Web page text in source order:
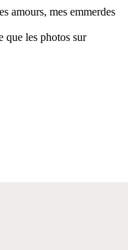
amours, mes emmerdes
que les photos sur